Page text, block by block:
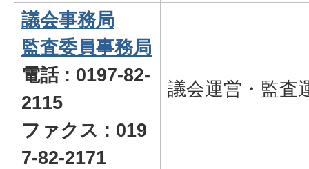
議会事務局
監査委員事務局
電話 : 0197-82-
2115
ファクス : 019
7-82-2171
議会運営・監査